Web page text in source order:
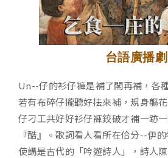
台語廣播劇
Un--仔的衫仔褲是補了閣再補，各
若有布碎仔攏聽好抾來補，規身軀
仔刁工共好好衫仔褲鉸破才補一跡
『酷』。歌詞看人看所在佮分--伊
使講是古代的「吟遊詩人」，詩人